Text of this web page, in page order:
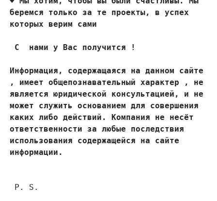
беремся только за те проекты, в успех
которых верим сами
С  нами у Вас получится !
Информация, содержащаяся на данном сайте
, имеет общепознавательный характер , не
является юридической консультацией, и не
может служить основанием для совершения
каких либо действий. Компания не несёт
ответственности за любые последствия
использования содержащейся на сайте
P. S.